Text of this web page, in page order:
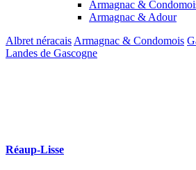
Armagnac &
Armagnac & Adour
Albret néracais Armagnac & Condomois
Landes de Gascogne
Réaup-Lisse